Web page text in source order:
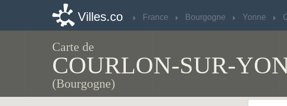
Villes.co France Bourgogne Yonne
Carte de
COURLON-SUR-
(Bourgogne)
Villes.co France Bourgogne Yonne